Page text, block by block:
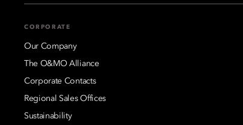
CORPORATE
Our Company
The O&MO Alliance
Corporate Contacts
Regional Sales Offices
Sustainability